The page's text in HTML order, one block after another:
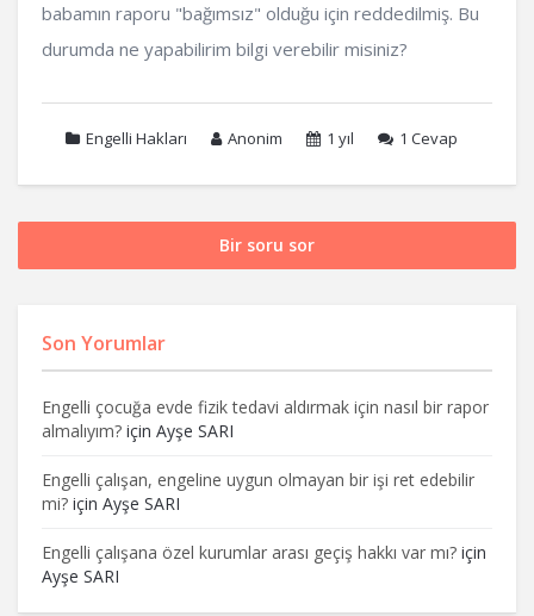
babamın raporu "bağımsız" olduğu için reddedilmiş. Bu
durumda ne yapabilirim bilgi verebilir misiniz?
Engelli Hakları Anonim 1 yıl 1 Cevap
Bir soru sor
Son Yorumlar
Engelli çocuğa evde fizik tedavi aldırmak için nasıl bir rapor
almalıyım? için Ayşe SARI
Engelli çalışan, engeline uygun olmayan bir işi ret edebilir
mi? için Ayşe SARI
Engelli çalışana özel kurumlar arası geçiş hakkı var mı? için
Ayşe SARI